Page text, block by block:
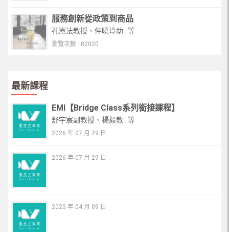
服務創新從政策到商品
孔憲法教授、仲曉玲助...等
瀏覽次數 : 82020
最新課程
EMI【Bridge Class系列銜接課程】
舒宇宸副教授、楊毅教...等
2026 年 07 月 29 日
2026 年 07 月 29 日
2025 年 04 月 09 日